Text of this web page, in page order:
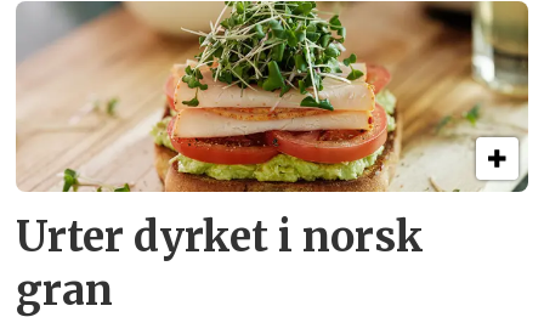
Urter dyrket i norsk
gran